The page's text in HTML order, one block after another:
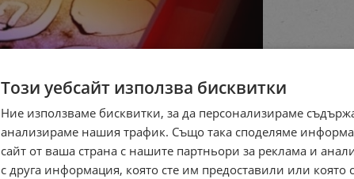
Този уебсайт използва бисквитки
Ние използваме бисквитки, за да персонализираме
анализираме нашия трафик. Също така споделяме
сайт от ваша страна с нашите партньори за реклама и
с друга информация, която сте им предоставили или която